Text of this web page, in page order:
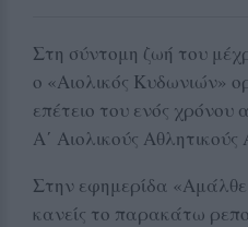
Στη σύντομη ζωή του
ο «Αιολικός Κυδωνιών»
επέτειο του ενός χρόνου
Α΄ Αιολικούς Αθλητικούς
Στην εφημερίδα
κανείς το παρακάτω